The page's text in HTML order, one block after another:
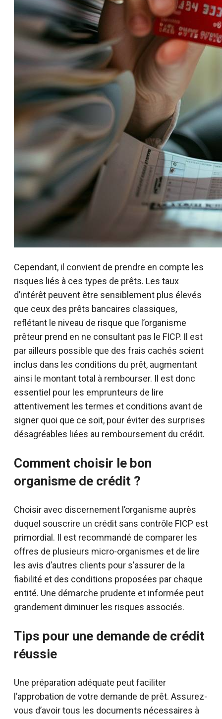
Cependant, il convient de prendre en compte les
risques liés à ces types de prêts. Les taux
d’intérêt peuvent être sensiblement plus élevés
que ceux des prêts bancaires classiques,
reflétant le niveau de risque que l’organisme
prêteur prend en ne consultant pas le FICP. Il est
par ailleurs possible que des frais cachés soient
inclus dans les conditions du prêt, augmentant
ainsi le montant total à rembourser. Il est donc
essentiel pour les emprunteurs de lire
attentivement les termes et conditions avant de
signer quoi que ce soit, pour éviter des surprises
désagréables liées au remboursement du crédit.
Comment choisir le bon
organisme de crédit ?
Choisir avec discernement l’organisme auprès
duquel souscrire un crédit sans contrôle FICP est
primordial. Il est recommandé de comparer les
offres de plusieurs micro-organismes et de lire
les avis d’autres clients pour s’assurer de la
fiabilité et des conditions proposées par chaque
entité. Une démarche prudente et informée peut
grandement diminuer les risques associés.
Tips pour une demande de crédit
réussie
Une préparation adéquate peut faciliter
l’approbation de votre demande de prêt. Assurez-
vous d’avoir tous les documents nécessaires à